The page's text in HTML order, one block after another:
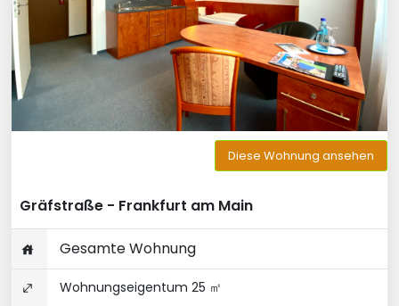
Diese Wohnung ansehen
Gräfstraße - Frankfurt am Main
Gesamte Wohnung
Wohnungseigentum 25 ㎡